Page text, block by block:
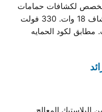
مخصص لكشافات حمامات
السباحة يتحمل تشغيل من 6-8 كشاف 18 وات. 330 فولت
فولت الى 12-14 فولت. مطابق لكود الحمايه